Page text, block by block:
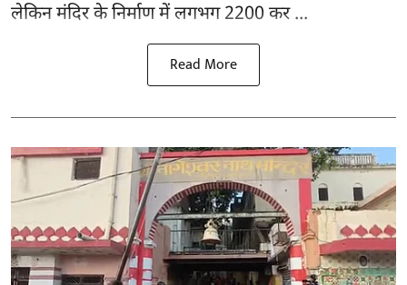
लेकिन मंदिर के निर्माण में लगभग 2200 कर ...
Read More